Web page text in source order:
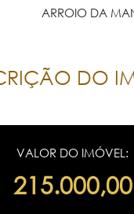
ARROIO DA
DO
VALOR DO IMÓVEL:
215.000,00